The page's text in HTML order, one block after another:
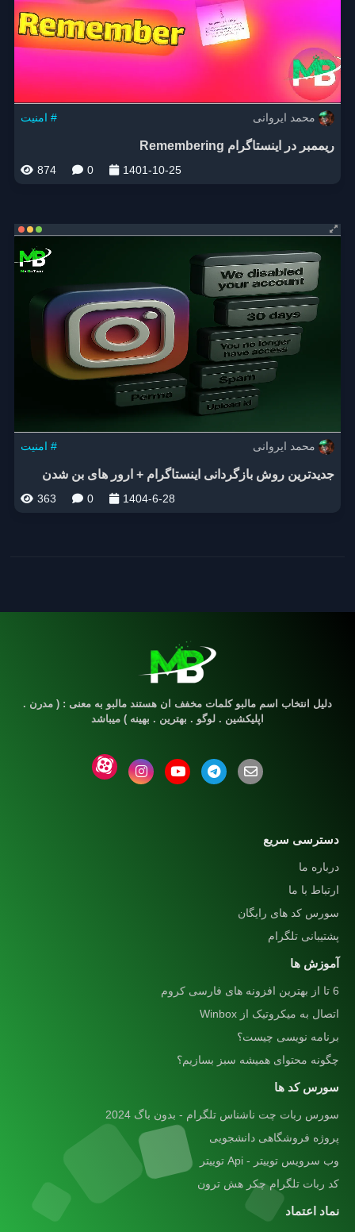
محمد ایروانی امنیت #
ریممبر در اینستاگرام Remembering
874 0 1401-10-25
محمد ایروانی امنیت #
جدیدترین روش بازگردانی اینستاگرام + ارور های بن شدن
363 0 1404-6-28
دلیل انتخاب اسم مالبو کلمات مخفف ان هستند مالبو به معنی : ( مدرن .
اپلیکشین . لوگو . بهترین . بهینه ) میباشد
دسترسی سریع
درباره ما
ارتباط با ما
سورس کد های رایگان
پشتیبانی تلگرام
آموزش ها
6 تا از بهترین افزونه های فارسی کروم
اتصال به میکروتیک از Winbox
برنامه نویسی چیست؟
چگونه محتوای همیشه سبز بسازیم؟
سورس کد ها
سورس ربات چت ناشناس تلگرام - بدون باگ 2024
پروژه فروشگاهی دانشجویی
وب سرویس توییتر - Api توییتر
کد ربات تلگرام چکر هش ترون
نماد اعتماد